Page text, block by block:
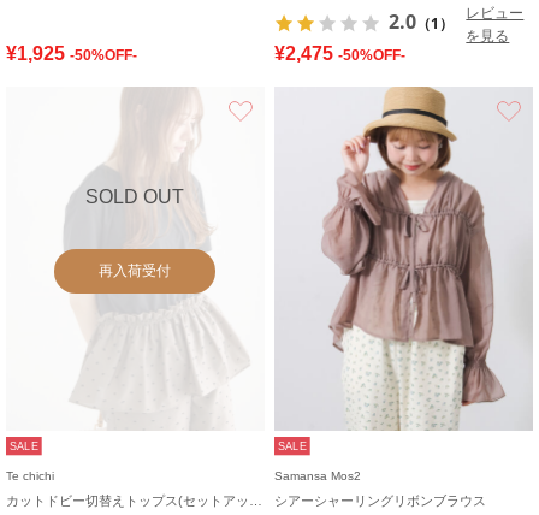
¥1,925 -50%OFF-
2.0 （1）
レビュー
を見る
¥2,475 -50%OFF-
SOLD OUT
再入荷受付
SALE
Te chichi
SALE
Samansa Mos2
シアーシャーリングリボンブラウス